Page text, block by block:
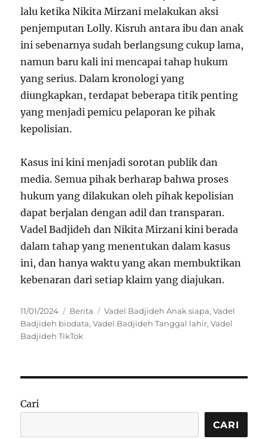
lalu ketika Nikita Mirzani melakukan aksi
penjemputan Lolly. Kisruh antara ibu dan anak
ini sebenarnya sudah berlangsung cukup lama,
namun baru kali ini mencapai tahap hukum
yang serius. Dalam kronologi yang
diungkapkan, terdapat beberapa titik penting
yang menjadi pemicu pelaporan ke pihak
kepolisian.
Kasus ini kini menjadi sorotan publik dan
media. Semua pihak berharap bahwa proses
hukum yang dilakukan oleh pihak kepolisian
dapat berjalan dengan adil dan transparan.
Vadel Badjideh dan Nikita Mirzani kini berada
dalam tahap yang menentukan dalam kasus
ini, dan hanya waktu yang akan membuktikan
kebenaran dari setiap klaim yang diajukan.
Posted
on
11/01/2024 Categories
Berita Tags
Vadel Badjideh Anak siapa,Vadel
Badjideh biodata,Vadel Badjideh Tanggal lahir,Vadel
Badjideh TikTok
Cari
CARI